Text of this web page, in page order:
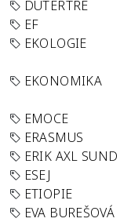
DUTERTRE
EF
EKOLOGIE
EKONOMIKA
EMOCE
ERASMUS
ERIK AXL SUND
ESEJ
ETIOPIE
EVA BUREŠOVÁ